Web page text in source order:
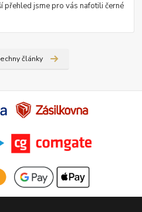
přehled jsme pro vás nafotili černé
články